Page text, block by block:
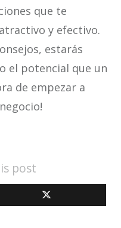
que te
y efectivo.
estarás
el potencial que un
de empezar a
post